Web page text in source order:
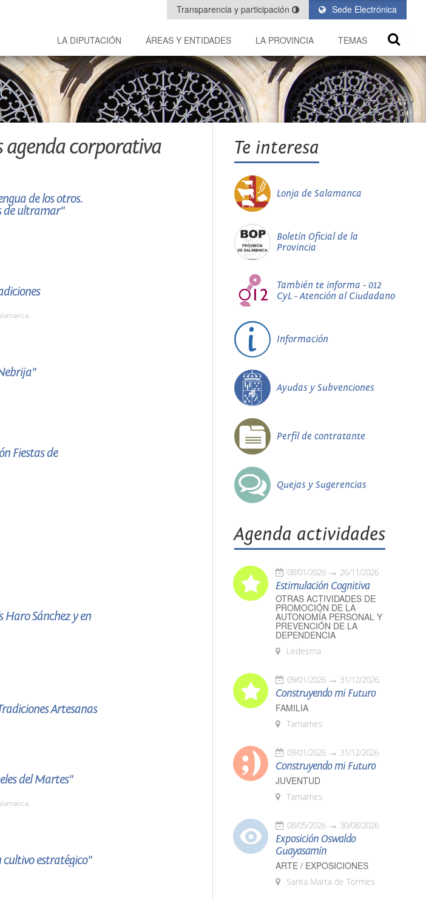
Sede Electrónica
Transparencia y participación
LA DIPUTACIÓN ÁREAS Y ENTIDADES LA PROVINCIA TEMAS
agenda corporativa
de los otros.
de ultramar"
Fiestas de
Haro Sánchez y en
Artesanas
del Martes"
estratégico"
Te interesa
Lonja de Salamanca
Boletín Oficial de la
Provincia
También te informa - 012
CyL - Atención al Ciudadano
Información
Ayudas y Subvenciones
Perfil de contratante
Quejas y Sugerencias
Agenda actividades
08/01/2026 26/11/2026
Estimulación Cognitiva
OTRAS ACTIVIDADES DE
PROMOCIÓN DE LA
AUTONOMÍA PERSONAL Y
PREVENCIÓN DE LA
DEPENDENCIA
Ledesma
09/01/2026 31/12/2026
Construyendo mi Futuro
FAMILIA
Tamames
09/01/2026 31/12/2026
Construyendo mi Futuro
JUVENTUD
Tamames
08/05/2026 30/08/2026
Exposición Oswaldo
Guayasamín
ARTE / EXPOSICIONES
Santa Marta de Tormes